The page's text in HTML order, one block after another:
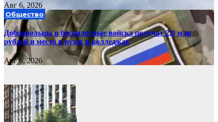
Авг 6, 2026
Общество
Добровольцы в беспилотные войска получат 2,9 млн
рублей и места в вузах и колледжах
Авг 6, 2026